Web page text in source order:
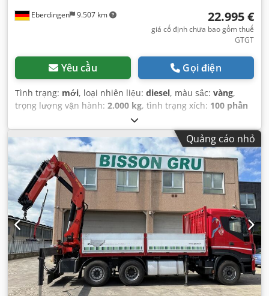
Eberdingen 9.507 km 22.995 €
giá cố định chưa bao gồm thuế
GTGT
Yêu cầu Gọi điện
Tình trạng: mới, loại nhiên liệu: diesel, màu sắc: vàng,
trọng lượng vận hành: 2.000 kg, tình trạng xích: 100 phần
Euro 5
bị:Kiểm tra an toàn UVV, búa thủy lực, cabin, dải xích
cao su, máy tính trên xe, thuỷ lực, thủy lực bộ kẹp, xẻng
tiêu chuẩn, đèn pha bổ sung,
Quảng cáo nhỏ